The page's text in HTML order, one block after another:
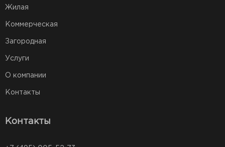
Жилая
Коммерческая
Загородная
Услуги
О компании
Контакты
Контакты